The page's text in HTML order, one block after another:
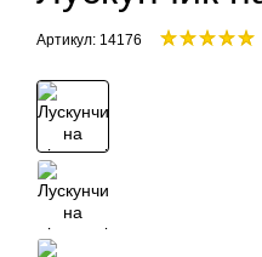
Артикул: 14176